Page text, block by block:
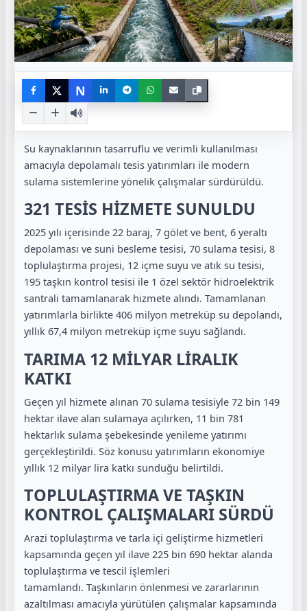
N
Su kaynaklarının tasarruflu ve verimli kullanılması
amacıyla depolamalı tesis yatırımları ile modern
sulama sistemlerine yönelik çalışmalar sürdürüldü.
321 TESİS HİZMETE SUNULDU
2025 yılı içerisinde 22 baraj, 7 gölet ve bent, 6 yeraltı
depolaması ve suni besleme tesisi, 70 sulama tesisi, 8
toplulaştırma projesi, 12 içme suyu ve atık su tesisi,
195 taşkın kontrol tesisi ile 1 özel sektör hidroelektrik
santrali tamamlanarak hizmete alındı. Tamamlanan
yatırımlarla birlikte 406 milyon metreküp su depolandı,
yıllık 67,4 milyon metreküp içme suyu sağlandı.
TARIMA 12 MİLYAR LİRALIK
KATKI
Geçen yıl hizmete alınan 70 sulama tesisiyle 72 bin 149
hektar ilave alan sulamaya açılırken, 11 bin 781
hektarlık sulama şebekesinde yenileme yatırımı
gerçekleştirildi. Söz konusu yatırımların ekonomiye
yıllık 12 milyar lira katkı sunduğu belirtildi.
TOPLULAŞTIRMA VE TAŞKIN
KONTROL ÇALIŞMALARI SÜRDÜ
Arazi toplulaştırma ve tarla içi geliştirme hizmetleri
kapsamında geçen yıl ilave 225 bin 690 hektar alanda
toplulaştırma ve tescil işlemleri
tamamlandı. Taşkınların önlenmesi ve zararlarının
azaltılması amacıyla yürütülen çalışmalar kapsamında